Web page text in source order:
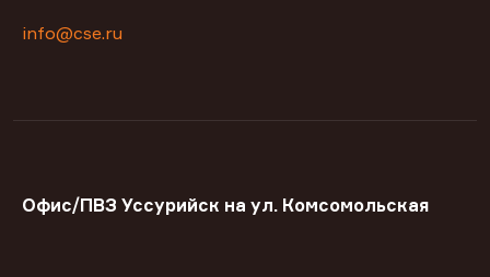
info@cse.ru
Офис/ПВЗ Уссурийск на ул. Комсомольская